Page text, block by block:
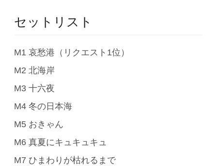
セットリスト
M1 哀愁港（リクエスト1位）
M2 北海岸
M3 十六夜
M4 冬の日本海
M5 おきゃん
M6 真夏にキュキュキュ
M7 ひまわりが枯れるまで